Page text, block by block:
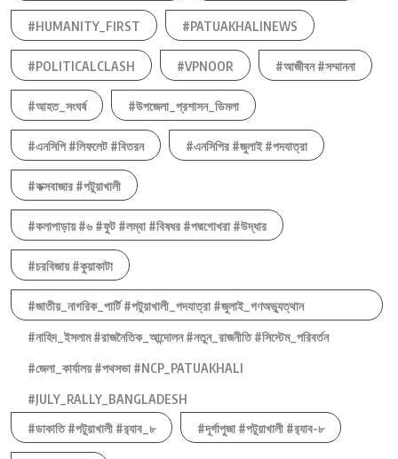
#HUMANITY_FIRST #PATUAKHALINEWS
#POLITICALCLASH #VPNOOR #আজীবন #সম্মাননা
#আহত_সংঘর্ষ #উপজেলা_প্রশাসন_ডিমলা
#এনসিপি #লিফলেট #বিতরন #এনসিপির #জুলাই #পদযাত্রা
#কক্সবাজার #পটুয়াখালী
#কলাপাড়ায় #৬ #ফুট #লম্বা #বিষধর #পদ্মগোখরা #উদ্ধার
#চরবিজায় #কুয়াকাটা
#জাতীয়_নাগরিক_পার্টি #পটুয়াখালী_পদযাত্রা #জুলাই_গণঅভ্যুত্থান
#নাহিদ_ইসলাম #রাজনৈতিক_আন্দোলন #নতুন_রাজনীতি #সিস্টেম_পরিবর্তন
#জেলা_কার্যালয় #পথসভা #NCP_PATUAKHALI
#JULY_RALLY_BANGLADESH
#ডাকাতি #পটুয়াখালী #র‍্যাব_৮
#দূর্গাপুজা #পটুয়াখালী #র‍্যাব-৮